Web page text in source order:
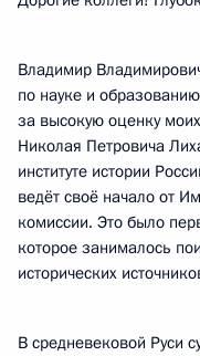
Владимир
по науке и
за высокую оценку
Николая Петровича
институте истории
ведёт своё начало от
комиссии. Это было
которое занималось
исторических
В средневековой Руси